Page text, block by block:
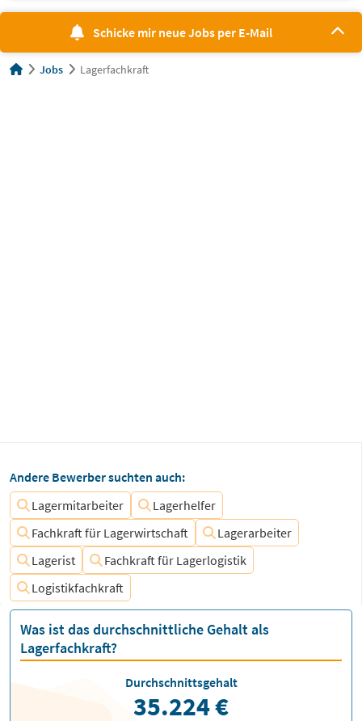
Schicke mir neue Jobs per E-Mail
Jobs Lagerfachkraft
Andere Bewerber suchten auch:
Lagermitarbeiter
Lagerhelfer
Fachkraft für Lagerwirtschaft
Lagerarbeiter
Lagerist
Fachkraft für Lagerlogistik
Logistikfachkraft
Was ist das durchschnittliche Gehalt als
Lagerfachkraft?
Durchschnittsgehalt
35.224 €